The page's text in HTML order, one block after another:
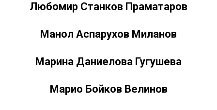
Любомир Станков Праматаров
Манол Аспарухов Миланов
Марина Даниелова Гугушева
Марио Бойков Велинов